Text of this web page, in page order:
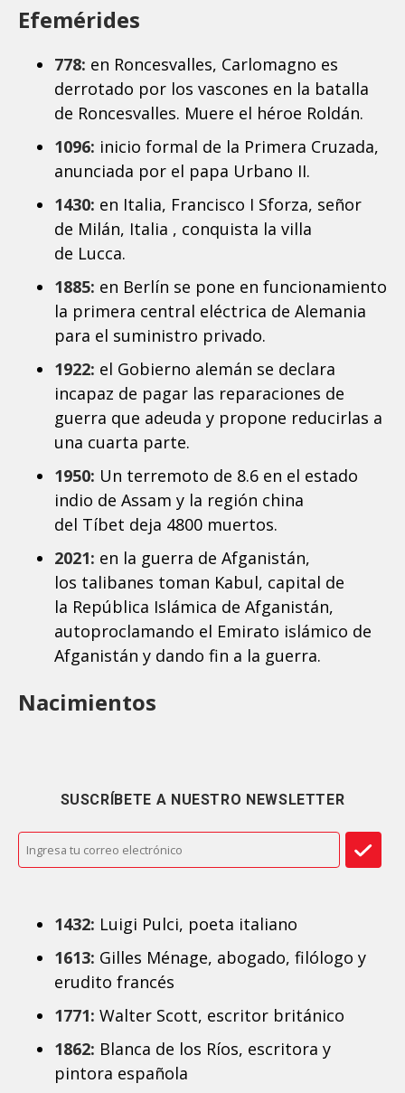
Efemérides
778: en Roncesvalles, Carlomagno es
derrotado por los vascones en la batalla
de Roncesvalles. Muere el héroe Roldán.
1096: inicio formal de la Primera Cruzada,
anunciada por el papa Urbano II.
1430: en Italia, Francisco I Sforza, señor
de Milán, Italia , conquista la villa
de Lucca.
1885: en Berlín se pone en funcionamiento
la primera central eléctrica de Alemania
para el suministro privado.
1922: el Gobierno alemán se declara
incapaz de pagar las reparaciones de
guerra que adeuda y propone reducirlas a
una cuarta parte.
1950: Un terremoto de 8.6 en el estado
indio de Assam y la región china
del Tíbet deja 4800 muertos.
2021: en la guerra de Afganistán,
los talibanes toman Kabul, capital de
la República Islámica de Afganistán,
autoproclamando el Emirato islámico de
Afganistán y dando fin a la guerra.
Nacimientos
SUSCRÍBETE A NUESTRO NEWSLETTER
1432: Luigi Pulci, poeta italiano
1613: Gilles Ménage, abogado, filólogo y
erudito francés
1771: Walter Scott, escritor británico
1862: Blanca de los Ríos, escritora y
pintora española